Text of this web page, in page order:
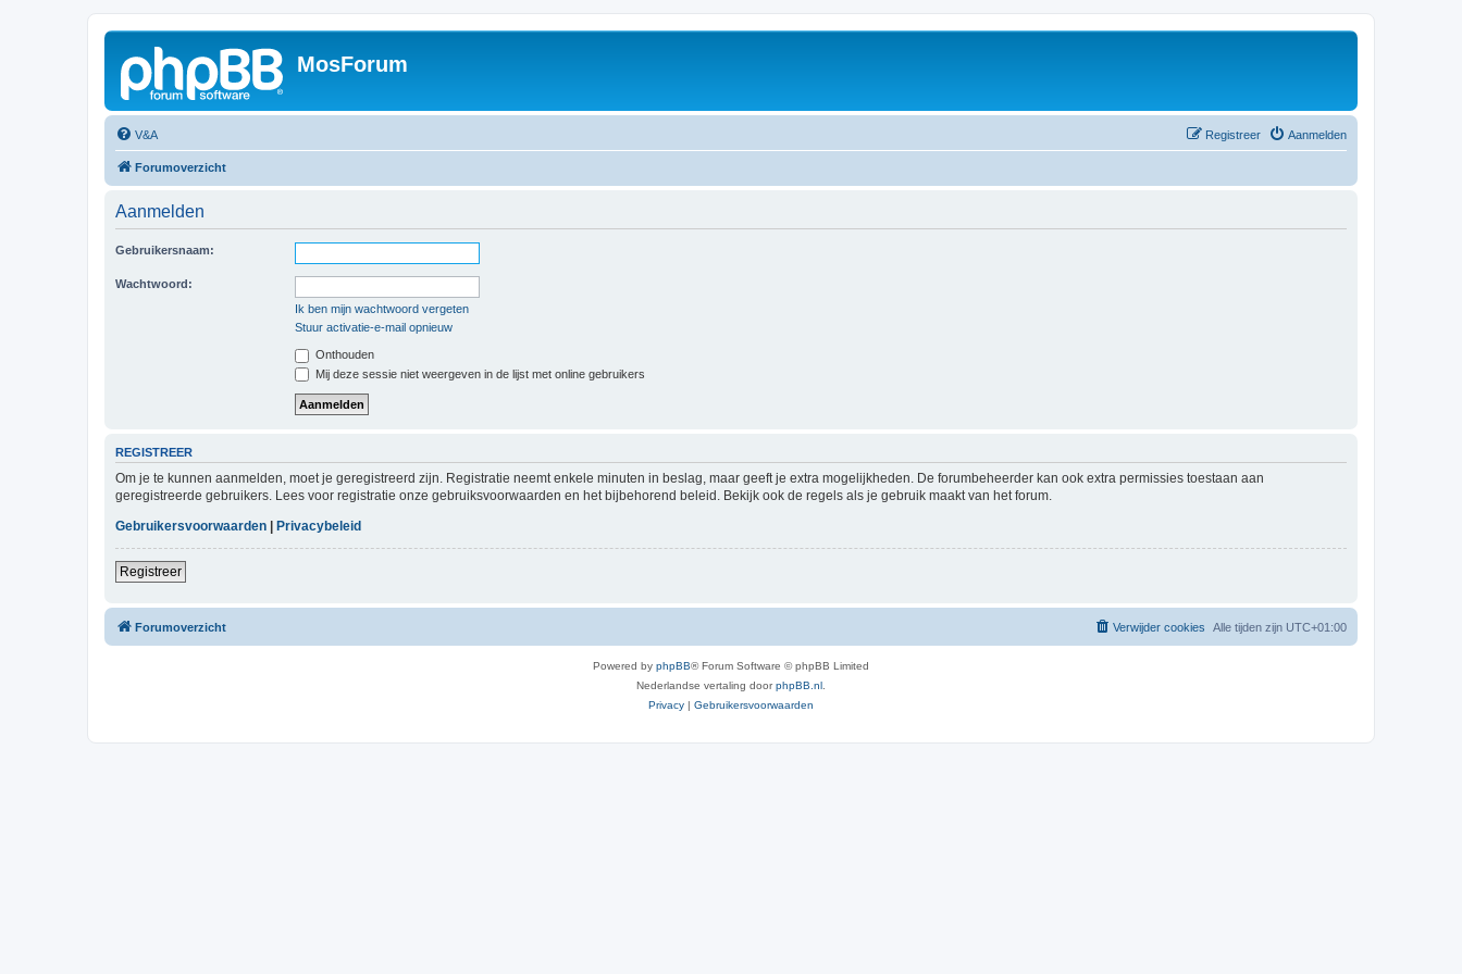
MosForum
V&A Aanmelden
Registreer
Forumoverzicht
Aanmelden
Gebruikersnaam:
Wachtwoord:
Ik ben mijn wachtwoord vergeten
Stuur activatie-e-mail opnieuw
Onthouden
Mij deze sessie niet weergeven in de lijst met online gebruikers
REGISTREER
Om je te kunnen aanmelden, moet je geregistreerd zijn. Registratie neemt enkele minuten in beslag, maar geeft je extra mogelijkheden. De forumbeheerder kan ook extra permissies toestaan aan
geregistreerde gebruikers. Lees voor registratie onze gebruiksvoorwaarden en het bijbehorend beleid. Bekijk ook de regels als je gebruik maakt van het forum.
Gebruikersvoorwaarden | Privacybeleid
Registreer
Forumoverzicht Alle tijden zijn UTC+01:00
Verwijder cookies
Powered by phpBB® Forum Software © phpBB Limited
Nederlandse vertaling doorphpBB.nl
Privacy | Gebruikersvoorwaarden